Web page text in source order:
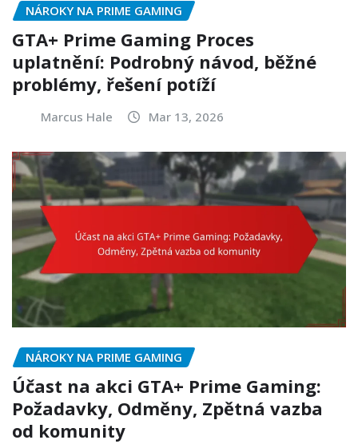
NÁROKY NA PRIME GAMING
GTA+ Prime Gaming Proces
uplatnění: Podrobný návod, běžné
problémy, řešení potíží
Marcus Hale Mar 13, 2026
NÁROKY NA PRIME GAMING
Účast na akci GTA+ Prime Gaming:
Požadavky, Odměny, Zpětná vazba
od komunity